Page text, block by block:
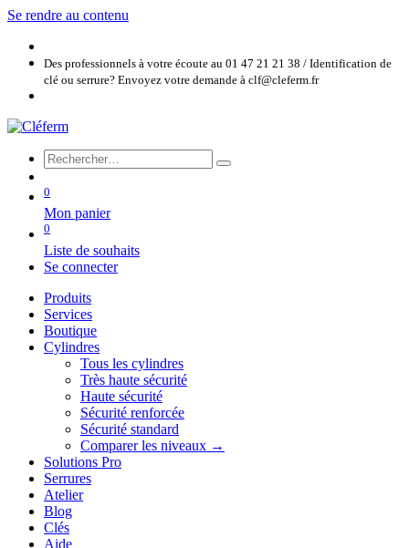
Se rendre au contenu
Des professionnels à votre écoute au 01 47 21 21 38 / Identification de
clé ou serrure? Envoyez votre demande à clf@cleferm.fr
0
Mon panier
0
Liste de souhaits
Se connecter
Produits
Services
Boutique
Cylindres
Tous les cylindres
Très haute sécurité
Haute sécurité
Sécurité renforcée
Sécurité standard
Comparer les niveaux →
Solutions Pro
Serrures
Atelier
Blog
Clés
Aide